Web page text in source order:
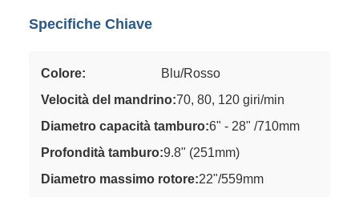
Specifiche Chiave
Colore:
Blu/Rosso
Velocità del mandrino:70, 80, 120 giri/min
Diametro capacità tamburo:6" - 28" /710mm
Profondità tamburo:9.8" (251mm)
Diametro massimo rotore:22"/559mm